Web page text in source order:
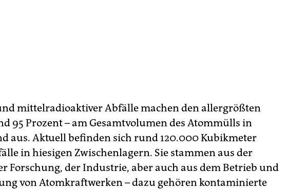
mittelradioaktiver Abfälle machen den allergrößten
95 Prozent – am Gesamtvolumen des Atommülls in
aus. Aktuell befinden sich rund 120.000 Kubikmeter
in hiesigen Zwischenlagern. Sie stammen aus der
Forschung, der Industrie, aber auch aus dem Betrieb und
von Atomkraftwerken – dazu gehören kontaminierte